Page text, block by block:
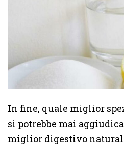
In fine, quale miglior
si potrebbe mai
miglior digestivo